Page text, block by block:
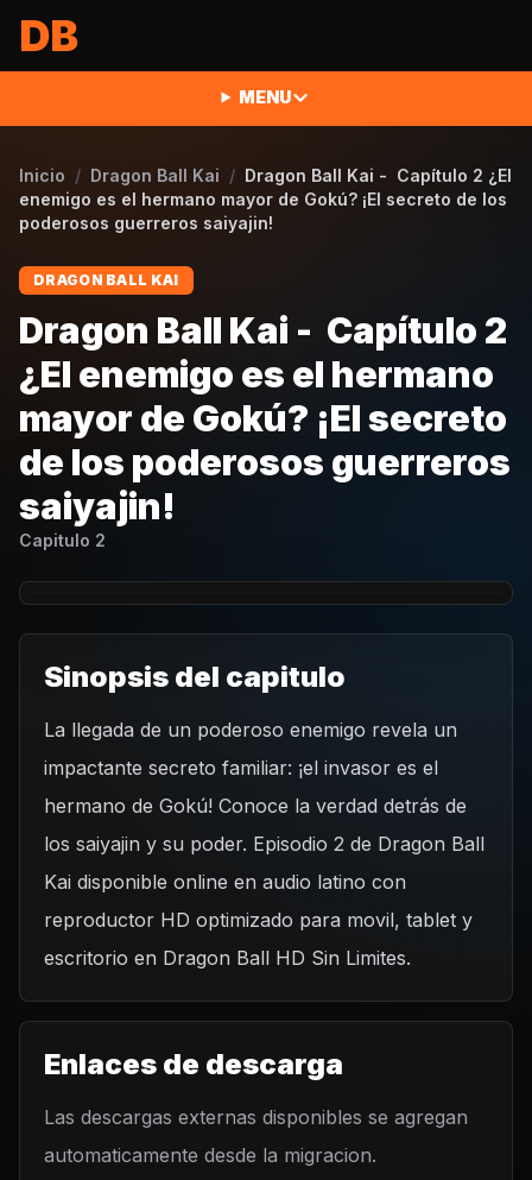
DB
MENU
Inicio / Dragon Ball Kai / Dragon Ball Kai - Capítulo 2 ¿El
enemigo es el hermano mayor de Gokú? ¡El secreto de los
poderosos guerreros saiyajin!
DRAGON BALL KAI
Dragon Ball Kai - Capítulo 2
¿El enemigo es el hermano
mayor de Gokú? ¡El secreto
de los poderosos guerreros
saiyajin!
Capitulo 2
REPRODUCIR CAPITULO
Dragon Ball Kai - Capítulo 2 ¿El enemigo es el hermano
saiyajin!
CARGAR REPRODUCTOR
Sinopsis del capitulo
La llegada de un poderoso enemigo revela un
impactante secreto familiar: ¡el invasor es el
hermano de Gokú! Conoce la verdad detrás de
los saiyajin y su poder. Episodio 2 de Dragon Ball
Kai disponible online en audio latino con
reproductor HD optimizado para movil, tablet y
escritorio en Dragon Ball HD Sin Limites.
Enlaces de descarga
Las descargas externas disponibles se agregan
automaticamente desde la migracion.